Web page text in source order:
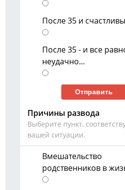
После 35 и
После 35 - и все
неудачно...
Причины развода
Выберите пункт,
вашей ситуации.
Вмешательство
родственников в